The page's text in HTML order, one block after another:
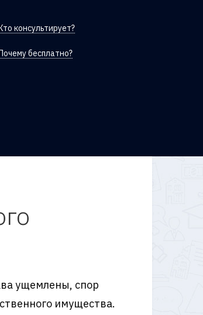
консультирует?
бесплатно?
ущемлены, спор
имущества.